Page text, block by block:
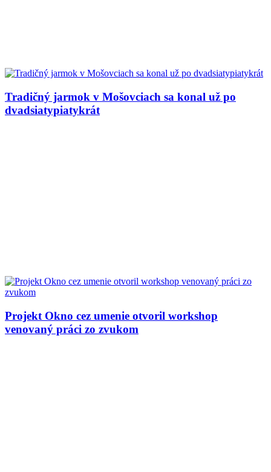
Tradičný jarmok v Mošovciach sa konal už po
dvadsiatypiatykrát
Projekt Okno cez umenie otvoril workshop
venovaný práci zo zvukom